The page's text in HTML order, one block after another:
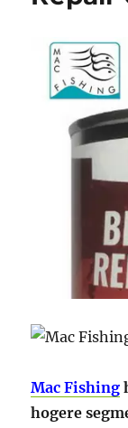
Mac Fishing
hogere